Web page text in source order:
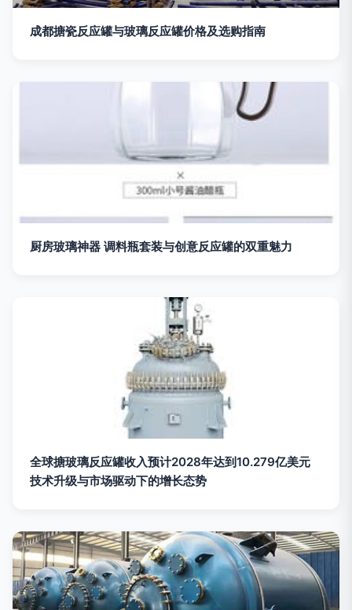
成都搪瓷反应罐与玻璃反应罐价格及选购指南
厨房玻璃神器 调料瓶套装与创意反应罐的双重魅力
全球搪玻璃反应罐收入预计2028年达到10.279亿美元
技术升级与市场驱动下的增长态势